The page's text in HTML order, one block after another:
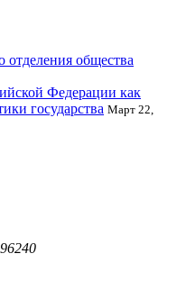
отделения общества
Федерации как
государства Март 22,